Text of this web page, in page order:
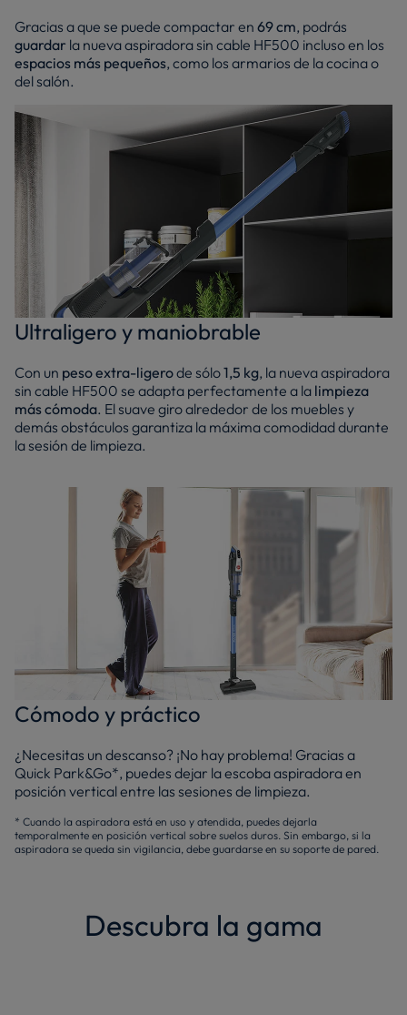
Gracias a que se puede compactar en 69 cm, podrás
guardar la nueva aspiradora sin cable HF500 incluso en los
espacios más pequeños, como los armarios de la cocina o
del salón.
Ultraligero y maniobrable
Con un peso extra-ligerode sólo1,5 kg, la nueva aspiradora
sin cable HF500 se adapta perfectamente a la limpieza
más cómoda. El suave giro alrededor de los muebles y
demás obstáculos garantiza la máxima comodidad durante
la sesión de limpieza.
Cómodo y práctico
¿Necesitas un descanso? ¡No hay problema! Gracias a
Quick Park&Go*, puedes dejar la escoba aspiradora en
posición vertical entre las sesiones de limpieza.
* Cuando la aspiradora está en uso y atendida, puedes dejarla
temporalmente en posición vertical sobre suelos duros. Sin embargo, si la
aspiradora se queda sin vigilancia, debe guardarse en su soporte de pared.
Descubra la gama